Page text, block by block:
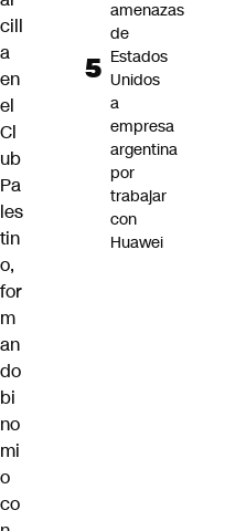
cill
a
en
el
Cl
ub
Pa
les
tin
o,
for
m
an
do
bi
no
mi
o
co
amenazas
de
Estados
Unidos
a
empresa
argentina
por
trabajar
con
Huawei